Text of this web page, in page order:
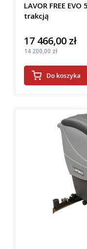
LAVOR FREE
trakcją
Cena
17 466,00 zł
Cena
14 200,00 zł
Do koszyka